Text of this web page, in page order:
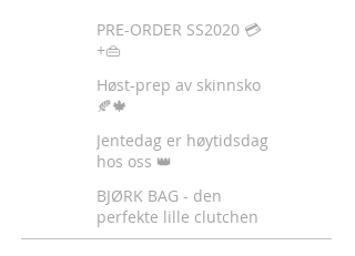
PRE-ORDER SS2020 💳
+👜
Høst-prep av skinnsko
🍂🍁
Jentedag er høytidsdag
hos oss 👑
BJØRK BAG - den
perfekte lille clutchen
✈️